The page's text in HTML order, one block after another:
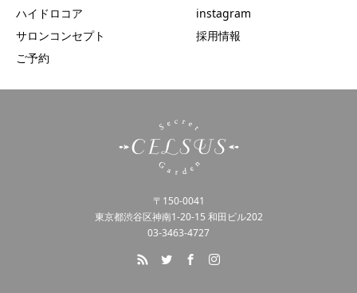
ハイドロコア
サロンコンセプト
ご予約
instagram
採用情報
〒150-0041
東京都渋谷区神南1-20-15 和田ビル202
03-3463-4727